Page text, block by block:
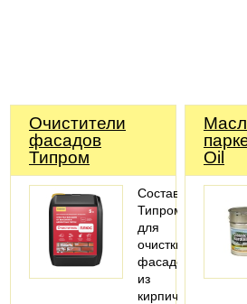
Очистители
фасадов
Типром
Составы
Типром
для
очистки
фасадов
из
кирпича,
Oil